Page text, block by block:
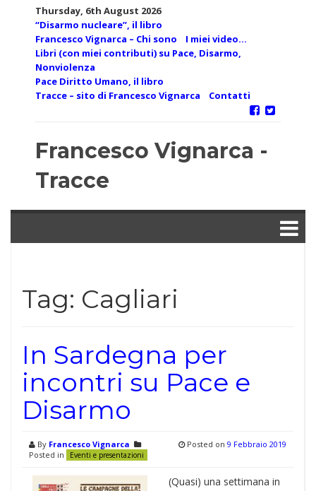
Thursday, 6th August 2026
“Disarmo nucleare”, il libro
Francesco Vignarca – Chi sono
I miei video…
Libri (con miei contributi) su Pace, Disarmo,
Nonviolenza
Pace Diritto Umano, il libro
Tracce – sito di Francesco Vignarca
Contatti
Francesco Vignarca -
Tracce
Tag: Cagliari
In Sardegna per
incontri su Pace e
Disarmo
By Francesco Vignarca
Posted in
Eventi e presentazioni
Posted on 9 Febbraio 2019
(Quasi) una settimana in